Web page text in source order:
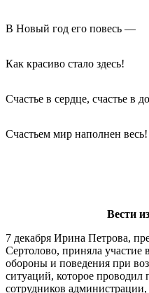
В Новый год его повесь —
Как красиво стало здесь!
Счастье в сердце, счастье в
Счастьем мир наполнен весь!
Вести
7 декабря Ирина Петрова,
Сертолово, приняла участие
обороны и поведения при
ситуаций, которое
сотрудников